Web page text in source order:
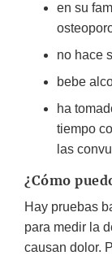
en su
no hace
bebe
ha
tiempo
las
¿Cómo
Hay pruebas
para medir la
causan dolor.